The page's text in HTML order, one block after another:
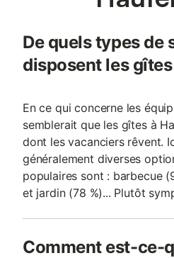
De quels types de
disposent les
En ce qui concerne les
semblerait que les gîtes à
dont les vacanciers rêvent.
généralement diverses
populaires sont : barbecue
et jardin (78 %)... Plutôt
Comment est-ce-